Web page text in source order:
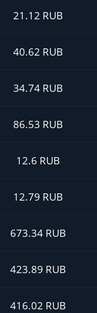
21.12 RUB
40.62 RUB
34.74 RUB
86.53 RUB
12.6 RUB
12.79 RUB
673.34 RUB
423.89 RUB
416.02 RUB